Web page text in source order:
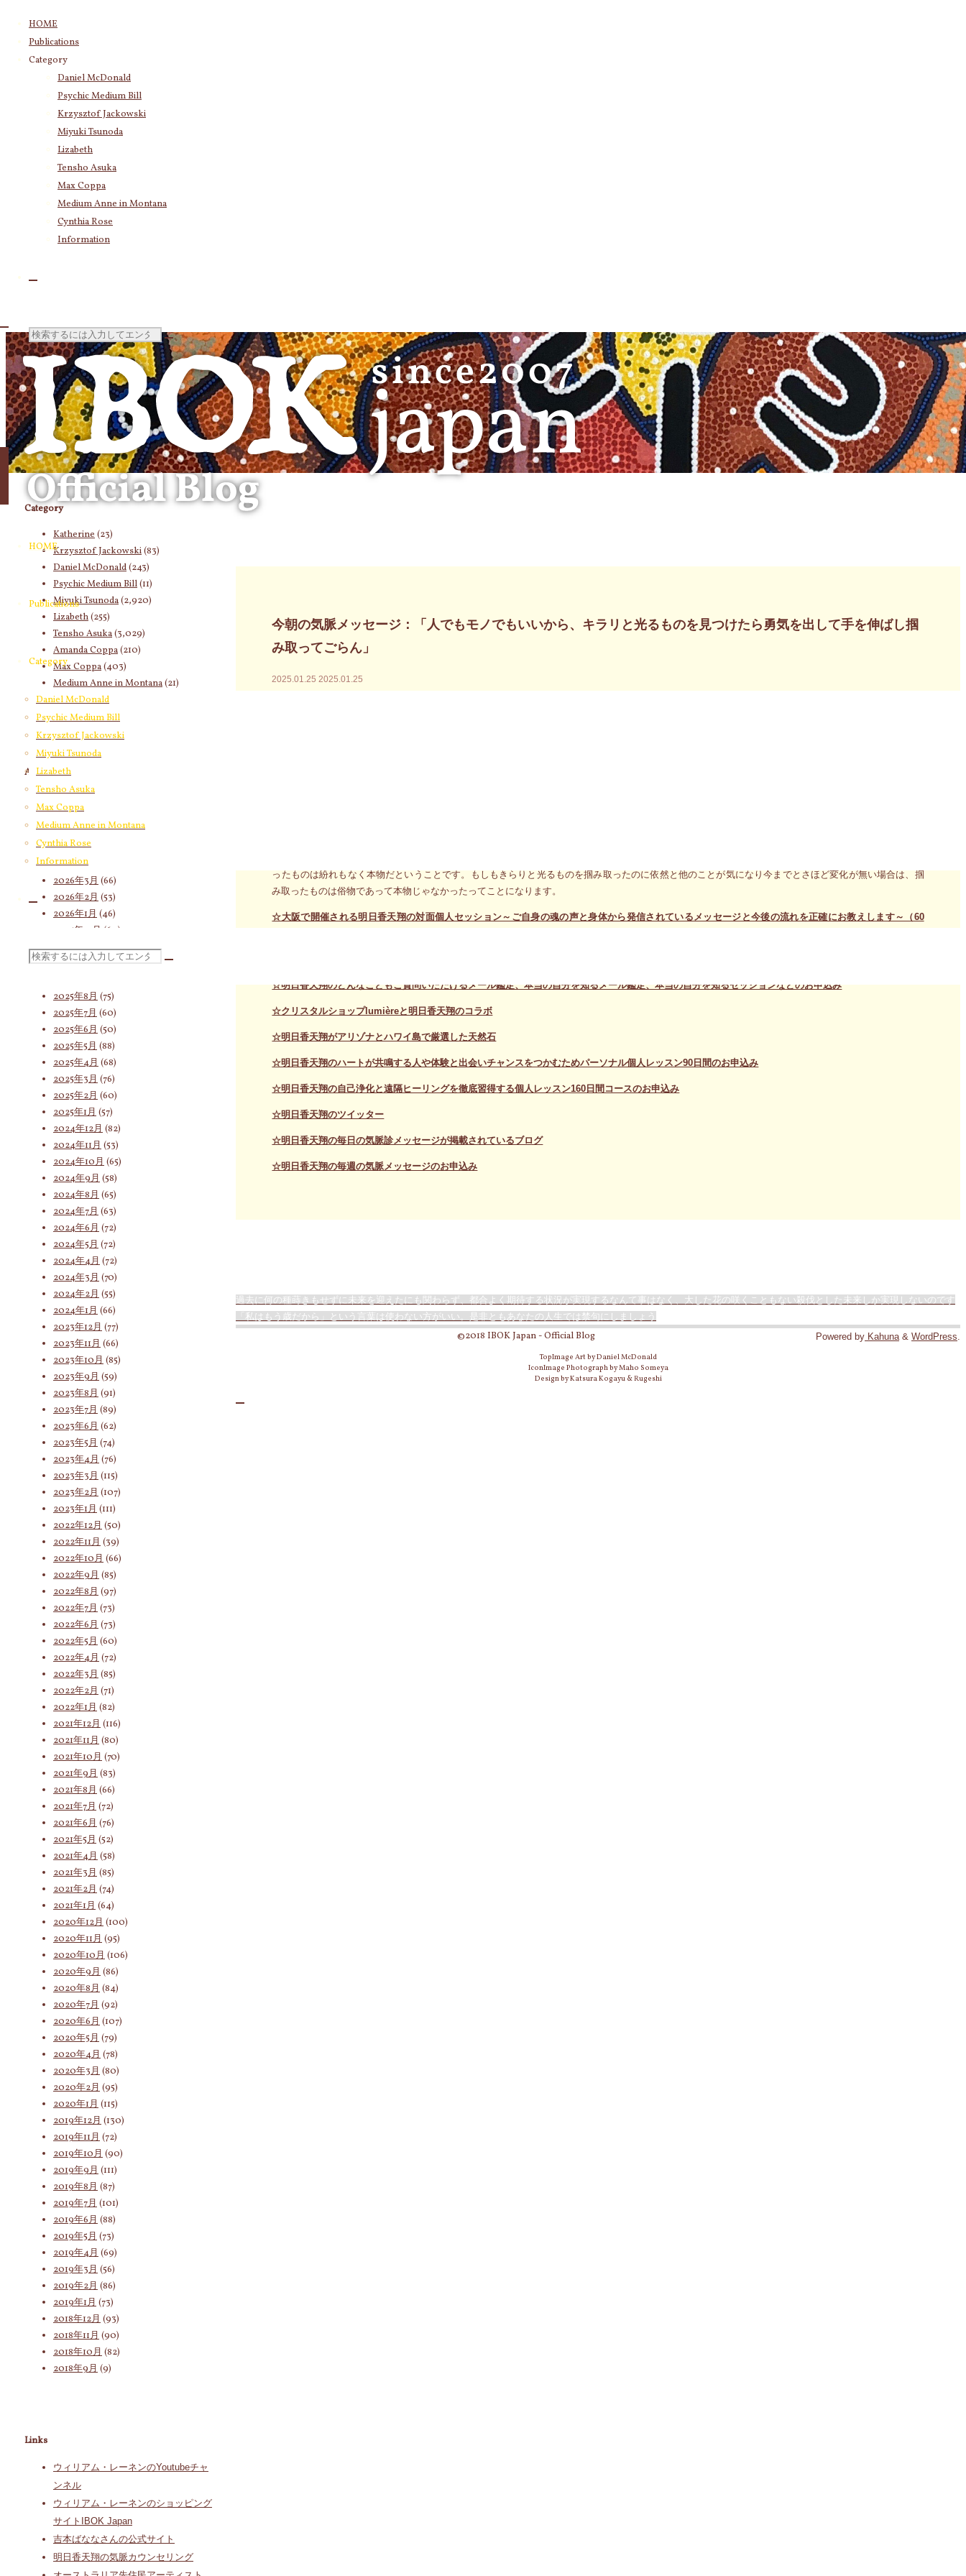
HOME
Publications
Category
Daniel McDonald
Psychic Medium Bill
Krzysztof Jackowski
Miyuki Tsunoda
Lizabeth
Tensho Asuka
Max Coppa
Medium Anne in Montana
Cynthia Rose
Information
検
索
対
象:
HOME
Publications
Category
Daniel McDonald
Psychic Medium Bill
Krzysztof Jackowski
Miyuki Tsunoda
Lizabeth
Tensho Asuka
Max Coppa
Medium Anne in Montana
Cynthia Rose
Information
検
今朝の気脈メッセージ：「人でもモノでもいいから、キラリと光るものを見つけたら勇気を出して手を伸ばし掴
み取ってごらん」
2025.01.25 2025.01.25
ったものは紛れもなく本物だということです。もしもきらりと光るものを掴み取ったのに依然と他のことが気になり今までとさほど変化が無い場合は、掴
み取ったものは俗物であって本物じゃなかったってことになります。
☆大阪で開催される明日香天翔の対面個人セッション～ご自身の魂の声と身体から発信されているメッセージと今後の流れを正確にお教えします～（60
☆明日香天翔のどんなこともご質問いただけるメール鑑定、本当の自分を知るメール鑑定、本当の自分を知るセッションなどのお申込み
☆クリスタルショップlumièreと明日香天翔のコラボ
☆明日香天翔がアリゾナとハワイ島で厳選した天然石
☆明日香天翔のハートが共鳴する人や体験と出会いチャンスをつかむためパーソナル個人レッスン90日間のお申込み
☆明日香天翔の自己浄化と遠隔ヒーリングを徹底習得する個人レッスン160日間コースのお申込み
☆明日香天翔のツイッター
☆明日香天翔の毎日の気脈診メッセージが掲載されているブログ
☆明日香天翔の毎週の気脈メッセージのお申込み
Category
Katherine(23)
Krzysztof Jackowski(83)
Daniel McDonald(243)
Psychic Medium Bill(11)
Miyuki Tsunoda(2,920)
Lizabeth(255)
Tensho Asuka(3,029)
Amanda Coppa(210)
Max Coppa(403)
Medium Anne in Montana(21)
Cynthia Rose(4)
Archives
2026年7月
2026年6月(60)
2026年5月
2026年4月
2026年3月 (66)
2026年2月 (53)
2026年1月 (46)
2025年12月 (60)
2025年11月(55)
2025年10月(66)
2025年8月 (75)
2025年7月 (60)
2025年6月 (50)
2025年5月 (88)
2025年4月 (68)
2025年3月 (76)
2025年2月 (60)
2025年1月 (57)
2024年12月 (82)
2024年11月 (53)
2024年10月 (65)
2024年9月 (58)
2024年8月 (65)
2024年7月 (63)
2024年6月 (72)
2024年5月 (72)
2024年4月 (72)
2024年3月 (70)
2024年2月 (55)
2024年1月 (66)
2023年12月 (77)
2023年11月 (66)
2023年10月 (85)
2023年9月 (59)
2023年8月 (91)
2023年7月 (89)
2023年6月 (62)
2023年5月 (74)
2023年4月 (76)
2023年3月 (115)
2023年2月 (107)
2023年1月 (111)
2022年12月 (50)
2022年11月 (39)
2022年10月 (66)
2022年9月 (85)
2022年8月 (97)
2022年7月 (73)
2022年6月 (73)
2022年5月 (60)
2022年4月 (72)
2022年3月 (85)
2022年2月 (71)
2022年1月 (82)
2021年12月 (116)
2021年11月 (80)
2021年10月 (70)
2021年9月 (83)
2021年8月 (66)
2021年7月 (72)
2021年6月 (76)
2021年5月 (52)
2021年4月 (58)
2021年3月 (85)
2021年2月 (74)
2021年1月 (64)
2020年12月 (100)
2020年11月 (95)
2020年10月 (106)
2020年9月 (86)
2020年8月 (84)
2020年7月 (92)
2020年6月 (107)
2020年5月 (79)
2020年4月 (78)
2020年3月 (80)
2020年2月 (95)
2020年1月 (115)
2019年12月 (130)
2019年11月 (72)
2019年10月 (90)
2019年9月 (111)
2019年8月 (87)
2019年7月 (101)
2019年6月 (88)
2019年5月 (73)
2019年4月 (69)
2019年3月 (56)
2019年2月 (86)
2019年1月 (73)
2018年12月 (93)
2018年11月 (90)
2018年10月 (82)
2018年9月 (9)
Links
ウィリアム・レーネンのYoutubeチャ
ンネル
ウィリアム・レーネンのショッピング
サイトIBOK Japan
吉本ばななさんの公式サイト
明日香天翔の気脈カウンセリング
過去に何の種蒔きもせずに未来を迎えたにも関わらず、都合よく期待する状況が実現するなんて事はなく、大した花の咲くこともない殺伐とした未来しか実現しないのです
「私はもう歳だから」という言葉は使わない方がいい。是非ともあなたの人生では禁句にしましょう
Powered by Kahuna & WordPress
©2018 IBOK Japan - Official Blog
TopImage Art by Daniel McDonald
IconImage Photograph by Maho Someya
Design by Katsura Kogayu & Rugeshi